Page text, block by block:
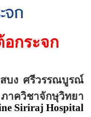
จก
อกระจก
บง ศรีวรรณบูรณ์
ภาควิชาจักษุวิทยา
Siriraj Hospital